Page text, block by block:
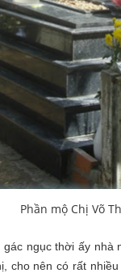
Phần mộ Chị Võ
ngục thời ấy
cho nên có rất